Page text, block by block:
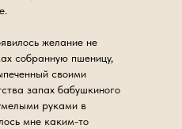
желание не
собранную пшеницу,
своими
запах бабушкиного
руками в
мне каким-то